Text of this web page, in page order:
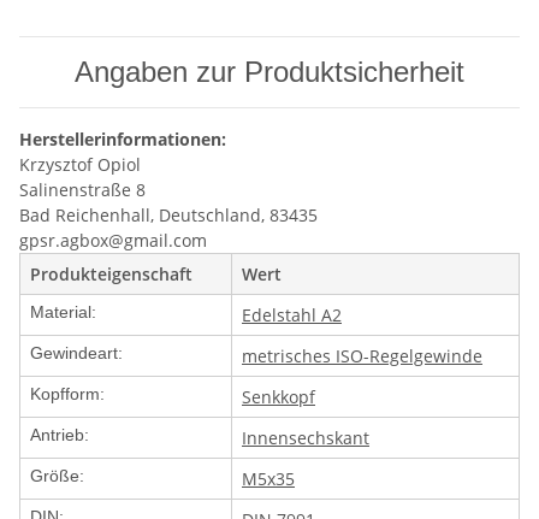
Angaben zur Produktsicherheit
Herstellerinformationen:
Krzysztof Opiol
Salinenstraße 8
Bad Reichenhall, Deutschland, 83435
gpsr.agbox@gmail.com
Produkteigenschaft
Wert
Material: Edelstahl A2
Gewindeart: metrisches ISO-Regelgewinde
Kopfform: Senkkopf
Antrieb: Innensechskant
Größe: M5x35